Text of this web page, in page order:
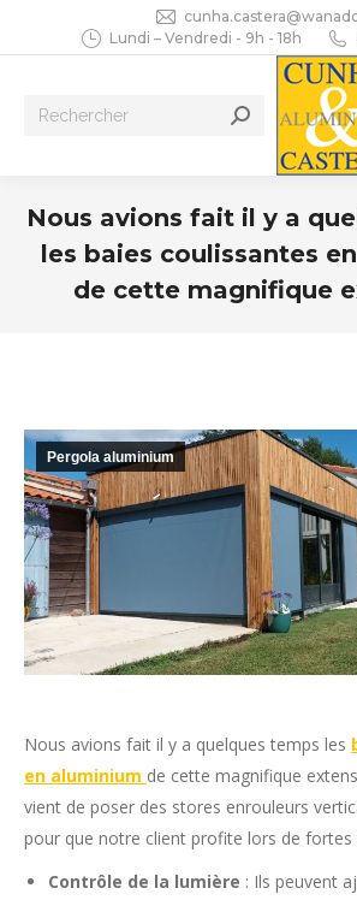
Lundi – Vendredi - 9h - 18h
Recherche
Nous avions fait il y a
les baies coulissantes
de cette magnifique
Pergola aluminium
Nous avions fait il y a quelques temps les
en aluminium de cette magnifique
vient de poser des stores enrouleurs
pour que notre client profite lors de fortes
Contrôle de la lumière : Ils peuvent